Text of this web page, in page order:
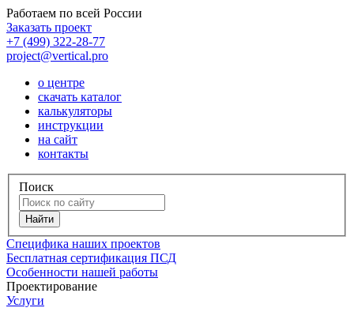
Работаем по всей России
Заказать проект
+7 (499) 322-28-77
project@vertical.pro
о центре
скачать каталог
калькуляторы
инструкции
на сайт
контакты
Поиск
Специфика наших проектов
Бесплатная сертификация ПСД
Особенности нашей работы
Проектирование
Услуги